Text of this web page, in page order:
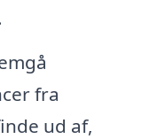
fra
ud af,